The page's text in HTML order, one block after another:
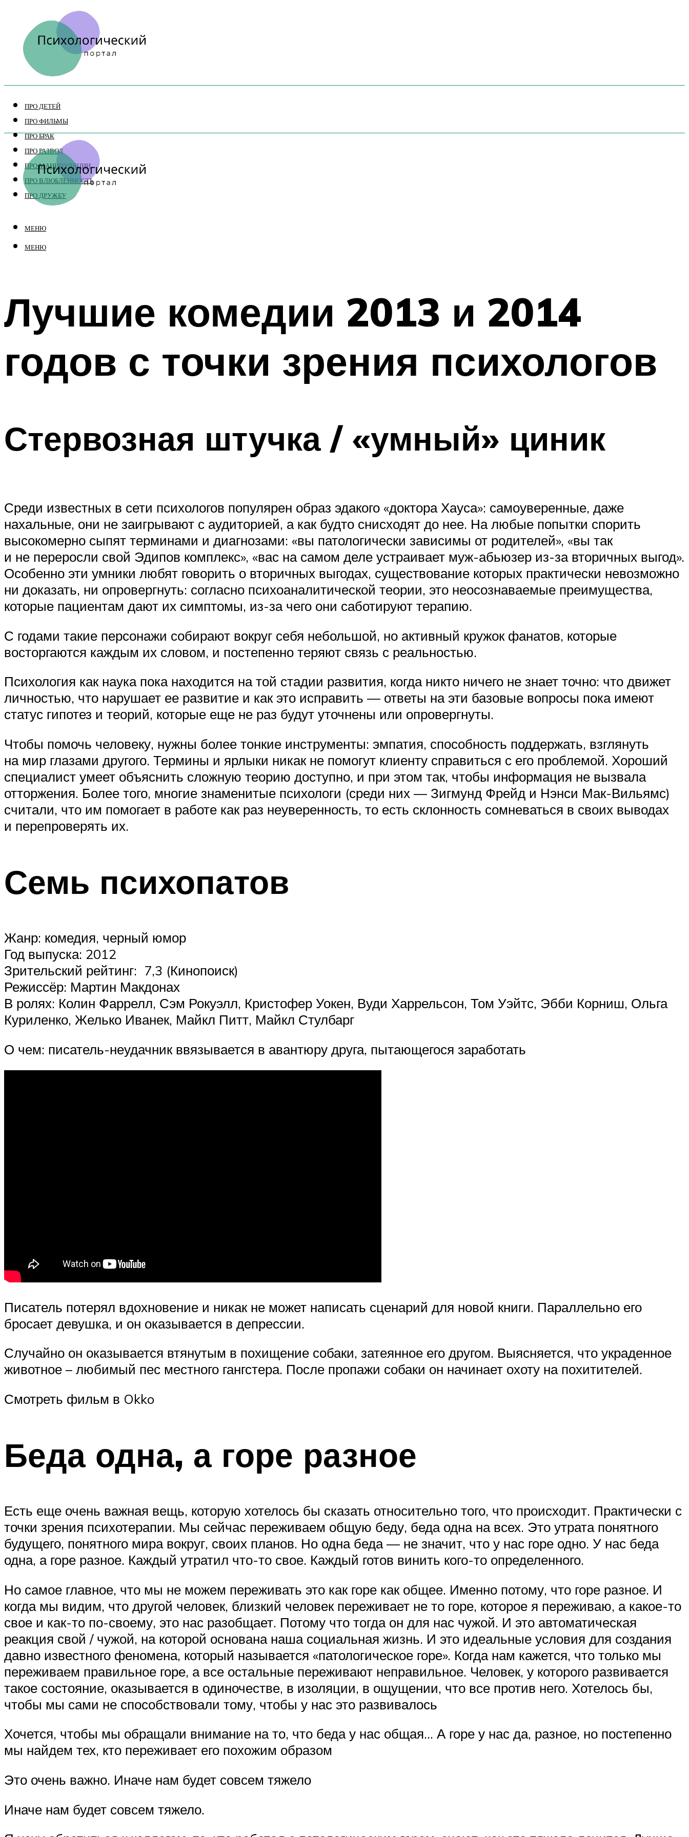
ПРО ДЕТЕЙ
ПРО ФИЛЬМЫ
ПРО БРАК
ПРО РАЗВОД
ПРО МАНИПУЛЯЦИИ
ПРО ВЛЮБЛЕННОСТЬ
ПРО ДРУЖБУ
МЕНЮ
МЕНЮ
Лучшие комедии 2013 и 2014
годов с точки зрения психологов
Стервозная штучка / «умный» циник
Среди известных в сети психологов популярен образ эдакого «доктора Хауса»: самоуверенные, даже
нахальные, они не заигрывают с аудиторией, а как будто снисходят до нее. На любые попытки спорить
высокомерно сыпят терминами и диагнозами: «вы патологически зависимы от родителей», «вы так
и не переросли свой Эдипов комплекс», «вас на самом деле устраивает муж-абьюзер из-за вторичных выгод».
Особенно эти умники любят говорить о вторичных выгодах, существование которых практически невозможно
ни доказать, ни опровергнуть: согласно психоаналитической теории, это неосознаваемые преимущества,
которые пациентам дают их симптомы, из-за чего они саботируют терапию.
С годами такие персонажи собирают вокруг себя небольшой, но активный кружок фанатов, которые
восторгаются каждым их словом, и постепенно теряют связь с реальностью.
Психология как наука пока находится на той стадии развития, когда никто ничего не знает точно: что движет
личностью, что нарушает ее развитие и как это исправить — ответы на эти базовые вопросы пока имеют
статус гипотез и теорий, которые еще не раз будут уточнены или опровергнуты.
Чтобы помочь человеку, нужны более тонкие инструменты: эмпатия, способность поддержать, взглянуть
на мир глазами другого. Термины и ярлыки никак не помогут клиенту справиться с его проблемой. Хороший
специалист умеет объяснить сложную теорию доступно, и при этом так, чтобы информация не вызвала
отторжения. Более того, многие знаменитые психологи (среди них — Зигмунд Фрейд и Нэнси Мак-Вильямс)
считали, что им помогает в работе как раз неуверенность, то есть склонность сомневаться в своих выводах
и перепроверять их.
Семь психопатов
Жанр: комедия, черный юмор
Год выпуска: 2012
Зрительский рейтинг: ️ 7,3 (Кинопоиск)
Режиссёр: Мартин Макдонах
В ролях: Колин Фаррелл, Сэм Рокуэлл, Кристофер Уокен, Вуди Харрельсон, Том Уэйтс, Эбби Корниш, Ольга
Куриленко, Желько Иванек, Майкл Питт, Майкл Стулбарг
О чем: писатель-неудачник ввязывается в авантюру друга, пытающегося заработать
Писатель потерял вдохновение и никак не может написать сценарий для новой книги. Параллельно его
бросает девушка, и он оказывается в депрессии.
Случайно он оказывается втянутым в похищение собаки, затеянное его другом. Выясняется, что украденное
животное – любимый пес местного гангстера. После пропажи собаки он начинает охоту на похитителей.
Смотреть фильм в Okko
Беда одна, а горе разное
Есть еще очень важная вещь, которую хотелось бы сказать относительно того, что происходит. Практически с
точки зрения психотерапии. Мы сейчас переживаем общую беду, беда одна на всех. Это утрата понятного
будущего, понятного мира вокруг, своих планов. Но одна беда — не значит, что у нас горе одно. У нас беда
одна, а горе разное. Каждый утратил что-то свое. Каждый готов винить кого-то определенного.
Но самое главное, что мы не можем переживать это как горе как общее. Именно потому, что горе разное. И
когда мы видим, что другой человек, близкий человек переживает не то горе, которое я переживаю, а какое-то
свое и как-то по-своему, это нас разобщает. Потому что тогда он для нас чужой. И это автоматическая
реакция свой / чужой, на которой основана наша социальная жизнь. И это идеальные условия для создания
давно известного феномена, который называется «патологическое горе». Когда нам кажется, что только мы
переживаем правильное горе, а все остальные переживают неправильное. Человек, у которого развивается
такое состояние, оказывается в одиночестве, в изоляции, в ощущении, что все против него. Хотелось бы,
чтобы мы сами не способствовали тому, чтобы у нас это развивалось
Хочется, чтобы мы обращали внимание на то, что беда у нас общая… А горе у нас да, разное, но постепенно
мы найдем тех, кто переживает его похожим образом
Это очень важно. Иначе нам будет совсем тяжело
Иначе нам будет совсем тяжело.